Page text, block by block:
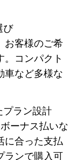
び
お客様のご希
。コンパクト
車など多様な
プラン設計
ーナス払いな
に合った支払
ランで購入可